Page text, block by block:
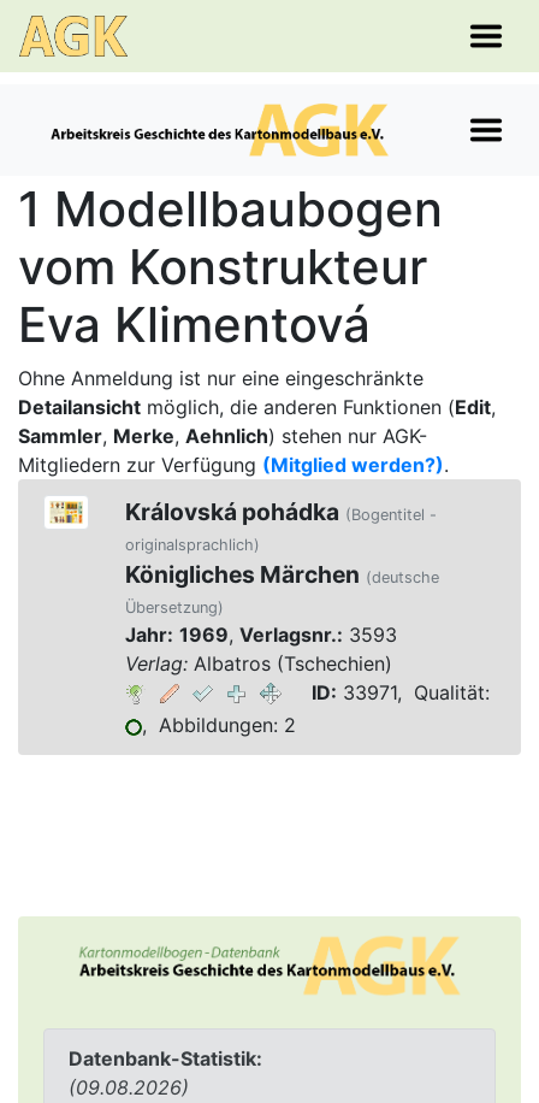
Datenbank-Statistik:
(09.08.2026)
1 Modellbaubogen
vom Konstrukteur
Eva Klimentová
Ohne Anmeldung ist nur eine eingeschränkte
Detailansicht möglich, die anderen Funktionen (Edit,
Sammler, Merke, Aehnlich) stehen nur AGK-
Mitgliedern zur Verfügung (Mitglied werden?).
Královská pohádka (Bogentitel -
originalsprachlich)
Königliches Märchen (deutsche
Übersetzung)
Jahr: 1969, Verlagsnr.: 3593
Verlag:Albatros (Tschechien)
ID: 33971, Qualität:
, Abbildungen: 2